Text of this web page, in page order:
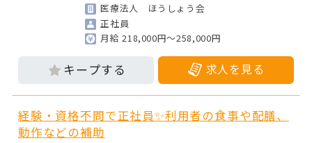
医療法人 ほうしょう会
正社員
月給 218,000円～258,000円
求人を見る
経験・資格不問で正社員✨利用者の食事や配膳、
動作などの補助